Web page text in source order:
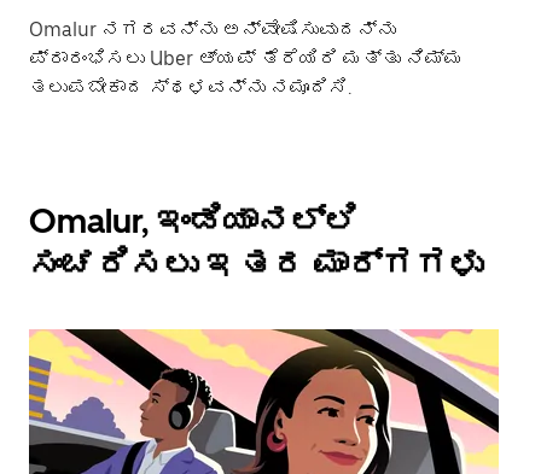
Omalur ನಗರವನ್ನು ಅನ್ವೇಷಿಸುವುದನ್ನು
ಪ್ರಾರಂಭಿಸಲು Uber ಆ್ಯಪ್ ತೆರೆಯಿರಿ ಮತ್ತು ನಿಮ್ಮ
ತಲುಪಬೇಕಾದ ಸ್ಥಳವನ್ನು ನಮೂದಿಸಿ.
Omalur, ಇಂಡಿಯಾನಲ್ಲಿ
ಸಂಚರಿಸಲು ಇತರ ಮಾರ್ಗಗಳು